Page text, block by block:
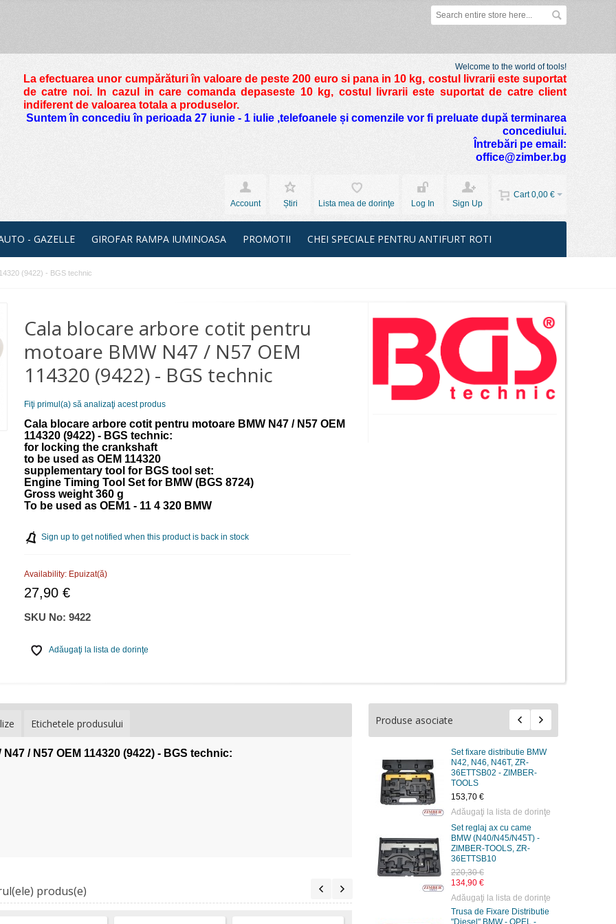
Welcome to the world of tools!
La efectuarea unor cumpărături în valoare de peste 200 euro si pana in 10 kg, costul livrarii este suportat
de catre noi. In cazul in care comanda depaseste 10 kg, costul livrarii este suportat de catre client
indiferent de valoarea totala a produselor.
Suntem în concediu în perioada 27 iunie - 1 iulie ,telefoanele și comenzile vor fi preluate după terminarea
concediului.
Întrebări pe email:
office@zimber.bg
Cart 0,00 €
Account
Știri Lista mea de dorinţe Log In Sign Up
- GAZELLE GIROFAR RAMPA IUMINOASA PROMOTII CHEI SPECIALE PENTRU ANTIFURT ROTI
(9422) - BGS technic
Cala blocare arbore cotit pentru
motoare BMW N47 / N57 OEM
114320 (9422) - BGS technic
Fiţi primul(a) să analizaţi acest produs
Cala blocare arbore cotit pentru motoare BMW N47 / N57 OEM
114320 (9422) - BGS technic:
for locking the crankshaft
to be used as OEM 114320
supplementary tool for BGS tool set:
Engine Timing Tool Set for BMW (BGS 8724)
Gross weight 360 g
To be used as OEM1 - 11 4 320 BMW
Sign up to get notified when this product is back in stock
Availability: Epuizat(ă)
27,90 €
SKU No:9422
Adăugaţi la lista de dorinţe
Etichetele produsului
/ N57 OEM 114320 (9422) - BGS technic:
Produse asociate
Set fixare distributie BMW
N42, N46, N46T, ZR-
36ETTSB02 - ZIMBER-
TOOLS
153,70 €
Adăugaţi la lista de dorinţe
Set reglaj ax cu came
BMW (N40/N45/N45T) -
ZIMBER-TOOLS, ZR-
36ETTSB10
220,30 €
134,90 €
Adăugaţi la lista de dorinţe
Trusa de Fixare Distributie
"Diesel" BMW - OPEL -
produs(e)